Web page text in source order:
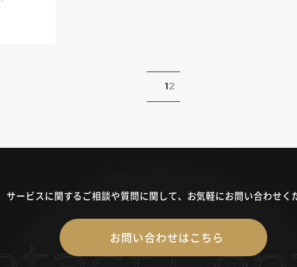
12
サービスに関するご相談や質問に関して、 お気軽にお問い合わせく
お問い合わせはこちら